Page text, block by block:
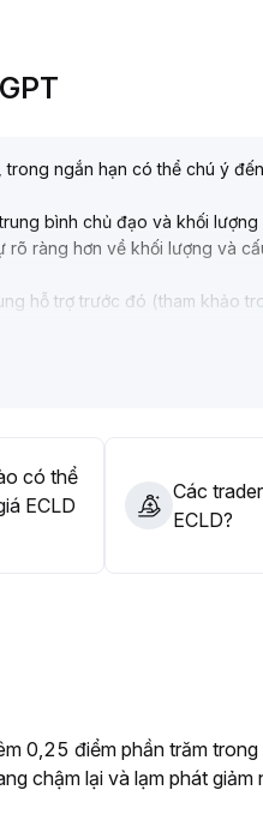
ngắn hạn có thể chú ý
bình chủ đạo và khối
ràng hơn về khối lượng và
hỗ trợ trước đó (tham khảo
vị thế khi xuất hiện tín hiệu xu
rủi ro nghiêm ngặt
xác nhận
có thể
ECLD
Các
ECLD?
0,25 điểm phần trăm
chậm lại và lạm phát giảm